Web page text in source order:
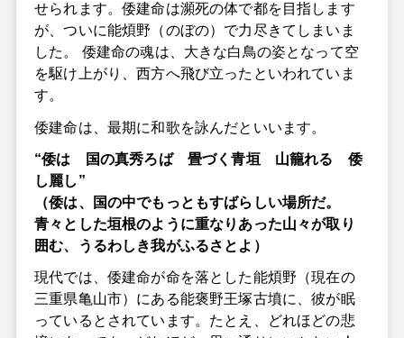
せられます。倭建命は瀕死の体で都を目指します
が、ついに能煩野（のぼの）で力尽きてしまいま
した。 倭建命の魂は、大きな白鳥の姿となって空
を駆け上がり、西方へ飛び立ったといわれていま
す。
倭建命は、最期に和歌を詠んだといいます。
“倭は 国の真秀ろば 畳づく青垣 山籠れる 倭
し麗し”
（倭は、国の中でもっともすばらしい場所だ。
青々とした垣根のように重なりあった山々が取り
囲む、うるわしき我がふるさとよ）
現代では、倭建命が命を落とした能煩野（現在の
三重県亀山市）にある能褒野王塚古墳に、彼が眠
っているとされています。たとえ、どれほどの悲